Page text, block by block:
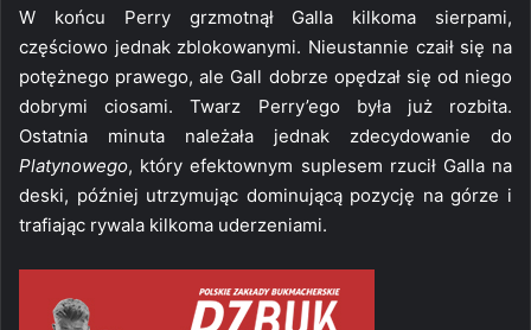
W końcu Perry grzmotnął Galla kilkoma sierpami,
częściowo jednak zblokowanymi. Nieustannie czaił się na
potężnego prawego, ale Gall dobrze opędzał się od niego
dobrymi ciosami. Twarz Perry’ego była już rozbita.
Ostatnia minuta należała jednak zdecydowanie do
Platynowego, który efektownym suplesem rzucił Galla na
deski, później utrzymując dominującą pozycję na górze i
trafiając rywala kilkoma uderzeniami.